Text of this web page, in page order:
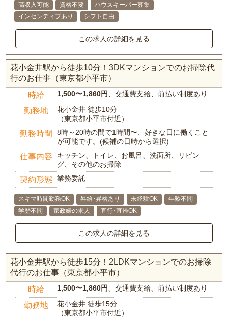
高収入可能
資格不要
ハウスキーパー募集
インセンティブあり
シフト自由
この求人の詳細を見る
花小金井駅から徒歩10分！3DKマンションでのお掃除代
行のお仕事（東京都小平市）
時給 1,500〜1,860円、交通費支給、前払い制度あり
勤務地
花小金井 徒歩10分
（東京都小平市付近）
勤務時間
8時～20時の間で1時間〜、好きな日に働くこと
が可能です。(候補の日時から選択)
仕事内容
キッチン、トイレ、お風呂、洗面所、リビン
グ、その他のお掃除
契約形態 業務委託
スキマ時間勤務OK 昇給･昇格あり 未経験OK
年齢不問
学歴不問
家政婦の求人 直行･直帰OK
この求人の詳細を見る
花小金井駅から徒歩15分！2LDKマンションでのお掃除
代行のお仕事（東京都小平市）
時給 1,500〜1,860円、交通費支給、前払い制度あり
勤務地
花小金井 徒歩15分
（東京都小平市付近）